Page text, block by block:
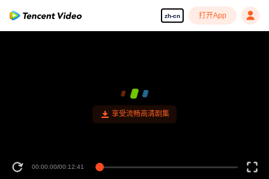
zh-cn 打开App
享受流畅高清剧集
00:00:00/00:12:41